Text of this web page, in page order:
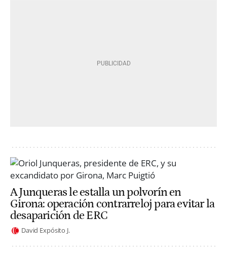
A Junqueras le estalla un polvorín en
Girona: operación contrarreloj para evitar la
desaparición de ERC
David Expósito J.